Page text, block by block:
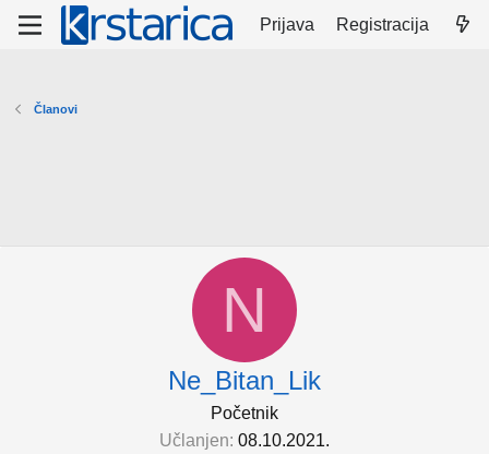
Prijava Registracija
Članovi
N
Ne_Bitan_Lik
Početnik
Učlanjen 08.10.2021.